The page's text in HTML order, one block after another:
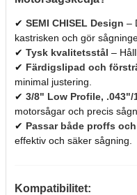
✔ SEMI CHISEL Design –
kastrisken och gör
✔ Tysk kvalitetsstål –
✔ Färdigslipad och
minimal justering.
✔ 3/8" Low Profile, .043"/
motorsågar och precis
✔ Passar både proffs
effektiv och säker sågning.
Kompatibilitet: